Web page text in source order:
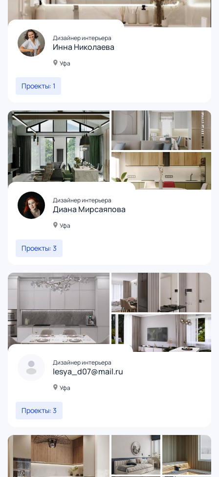
Дизайнер интерьера
Инна Николаева
Уфа
Проекты: 1
Дизайнер интерьера
Диана Мирсаяпова
Уфа
Проекты: 3
Дизайнер интерьера
lesya_d07@mail.ru
Уфа
Проекты: 3